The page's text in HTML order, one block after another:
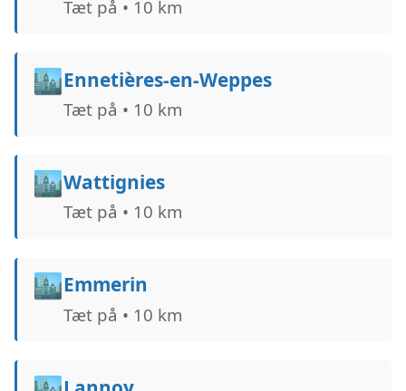
Tæt på • 10 km
🏙️Ennetières-en-Weppes
Tæt på • 10 km
🏙️Wattignies
Tæt på • 10 km
🏙️Emmerin
Tæt på • 10 km